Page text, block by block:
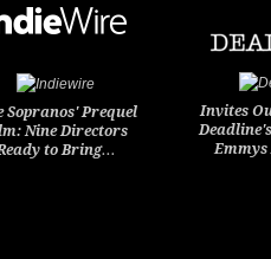
Sopranos' Prequel
Nine Directors
to Bring…
Invites